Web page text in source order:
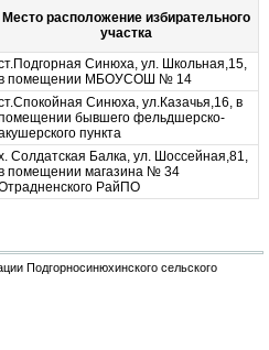
Место расположение избирательного
участка
Синюха, ул. Школьная,15,
помещении МБОУСОШ № 14
Синюха, ул.Казачья,16, в
бывшего фельдшерско-
пункта
Солдатская Балка, ул. Шоссейная,81,
помещении магазина № 34
РайПО
Подгорносинюхинского сельского